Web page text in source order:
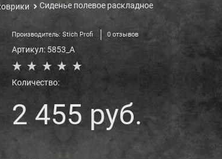
Сиденье полевое раскладное
Производитель: Stich Profi 0 отзывов
Артикул: 5853_A
Количество:
2 455 руб.